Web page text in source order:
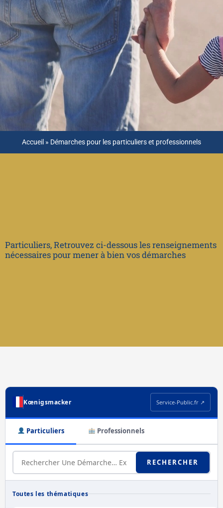
Accueil » Démarches pour les particuliers et professionnels
Particuliers, Retrouvez ci-dessous les renseignements
nécessaires pour mener à bien vos démarches
Kœnigsmacker Service-Public.fr ↗
Particuliers Professionnels
RECHERCHER
Toutes les thématiques